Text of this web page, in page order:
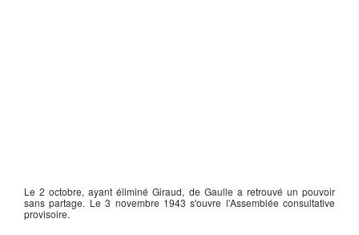
Le 2 octobre, ayant éliminéGiraud, de Gaulle a retrouvé un pouvoir
sans partage. Le 3 novembre 1943 s'ouvre l'Assemblée consultative
provisoire.